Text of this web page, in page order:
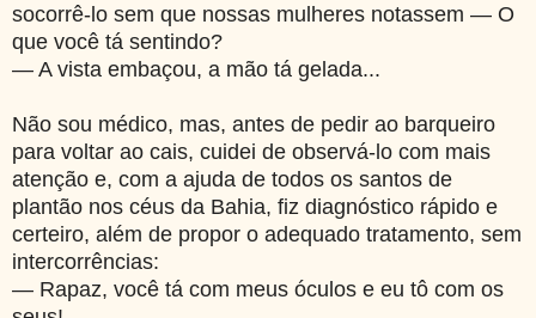
socorrê-lo sem que nossas mulheres notassem — O
que você tá sentindo?
— A vista embaçou, a mão tá gelada...
Não sou médico, mas, antes de pedir ao barqueiro
para voltar ao cais, cuidei de observá-lo com mais
atenção e, com a ajuda de todos os santos de
plantão nos céus da Bahia, fiz diagnóstico rápido e
certeiro, além de propor o adequado tratamento, sem
intercorrências:
— Rapaz, você tá com meus óculos e eu tô com os